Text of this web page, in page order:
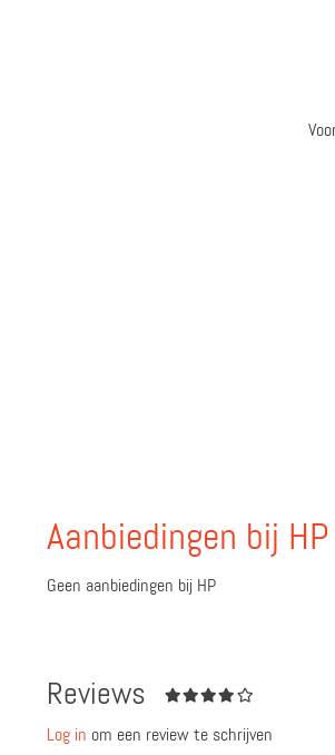
Aanbiedingen bij HP
Geen aanbiedingen bij HP
Reviews
Log in om een review te schrijven